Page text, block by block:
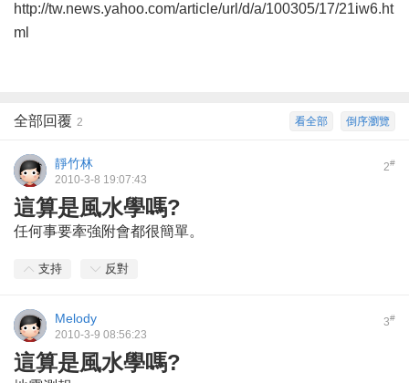
http://tw.news.yahoo.com/article/url/d/a/100305/17/21iw6.ht
ml
倒序瀏覽
看全部
全部回覆 2
2#
靜竹林
2010-3-8 19:07:43
這算是風水學嗎?
任何事要牽強附會都很簡單。
支持 反對
3#
Melody
2010-3-9 08:56:23
這算是風水學嗎?